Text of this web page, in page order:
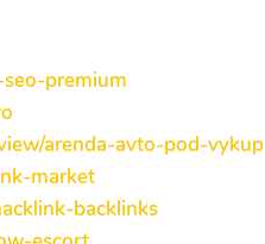
premium
arenda-avto-pod-vykup
market
backlinks